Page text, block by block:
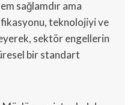
sağlamdır ama
teknolojiyi ve
sektör engellerin
bir standart